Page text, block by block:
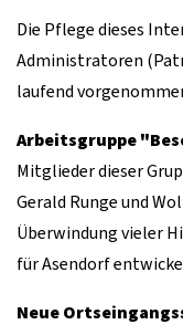
Die Pflege dieses
Administratoren
laufend
Arbeitsgruppe
Mitglieder dieser
Gerald Runge und
Überwindung vieler
für Asendorf
Neue